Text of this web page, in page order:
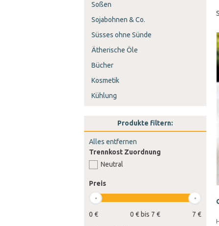
Soßen
Sojabohnen & Co.
Süsses ohne Sünde
Ätherische Öle
Bücher
Kosmetik
Kühlung
Produkte filtern:
Alles entfernen
Trennkost Zuordnung
Neutral
Preis
0 € 7 €
0 € bis 7 €